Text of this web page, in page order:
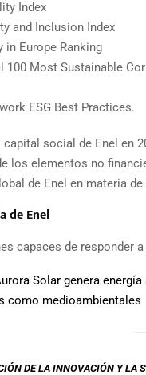
Index
and Inclusion Index
in Europe Ranking
100 Most Sustainable
ESG Best Practices.
capital social de Enel en
los elementos no
de Enel en materia
de Enel
capaces de responder
Solar genera
como medioambientales
DE LA INNOVACIÓN Y LA